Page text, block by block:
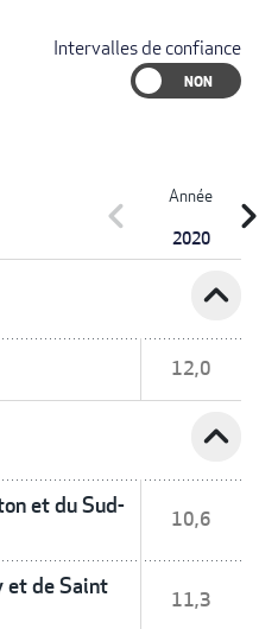
Intervalles de confiance
Année
2020
chevron_left
expand_less
12,0
expand_less
et du Sud-
10,6
et de Saint
11,3